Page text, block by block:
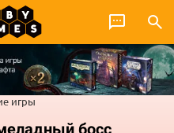
игры
босс